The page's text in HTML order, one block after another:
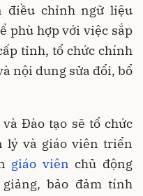
điều chỉnh ngữ liệu
phù hợp với việc sắp
tỉnh, tổ chức chính
nội dung sửa đổi, bổ
Đào tạo sẽ tổ chức
lý và giáo viên triển
giáo viên chủ động
bảo đảm tính